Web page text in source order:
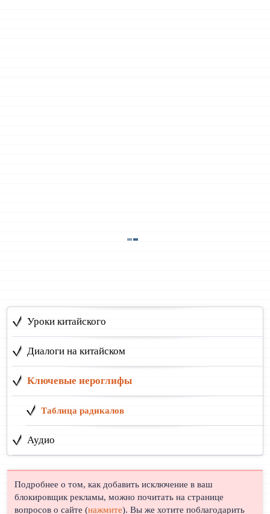
Уроки китайского
Диалоги на китайском
Ключевые иероглифы
Таблица радикалов
Аудио
Подробнее о том, как добавить исключение в ваш
блокировщик рекламы, можно почитать на странице
вопросов о сайте (нажмите). Вы же хотите поблагодарить